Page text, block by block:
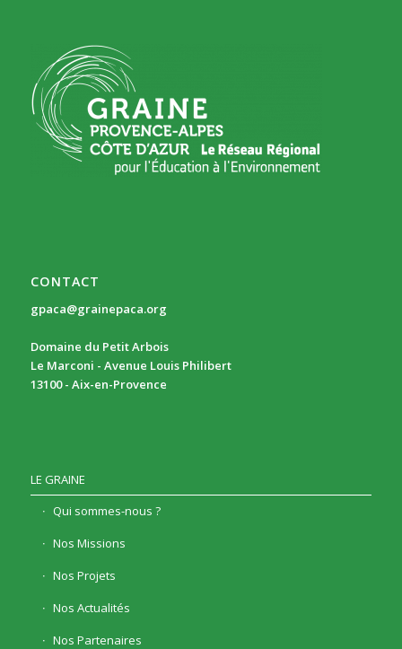
CONTACT
gpaca@grainepaca.org
Domaine du Petit Arbois
Le Marconi - Avenue Louis Philibert
13100 - Aix-en-Provence
LE GRAINE
Qui sommes-nous ?
Nos Missions
Nos Projets
Nos Actualités
Nos Partenaires